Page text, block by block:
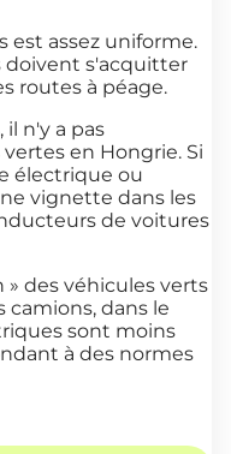
est assez uniforme.
doivent s'acquitter
routes à péage.
n'y a pas
en Hongrie. Si
électrique ou
vignette dans les
de voitures
» des véhicules verts
camions, dans le
sont moins
à des normes